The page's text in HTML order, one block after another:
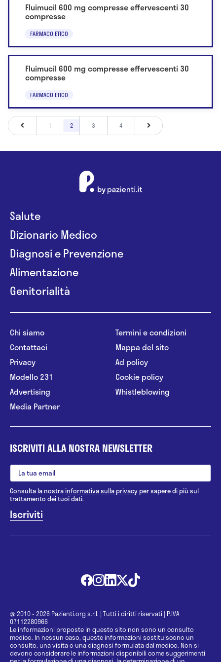
Fluimucil 600 mg compresse effervescenti 30
compresse
FARMACO ETICO
Fluimucil 600 mg compresse effervescenti 30
compresse
FARMACO ETICO
1 2 3 4
Salute
Dizionario Medico
Diagnosi e Prevenzione
Alimentazione
Genitorialità
Chi siamo
Contattaci
Privacy
Modello 231
Advertising
Media Partner
Termini e condizioni
Mappa del sito
Ad policy
Cookie policy
Whistleblowing
ISCRIVITI ALLA NOSTRA NEWSLETTER
Consulta la nostrainformativa sulla privacy per sapere di più sul
trattamento dei tuoi dati.
@ 2010 - 2026 Pazienti.org s.r.l. | Tutti i diritti riservati | P.IVA
07112280966
Le informazioni proposte in questo sito non sono un consulto
medico. In nessun caso, queste informazioni sostituiscono un
consulto, una visita o una diagnosi formulata dal medico. Non si
devono considerare le informazioni disponibili come suggerimenti